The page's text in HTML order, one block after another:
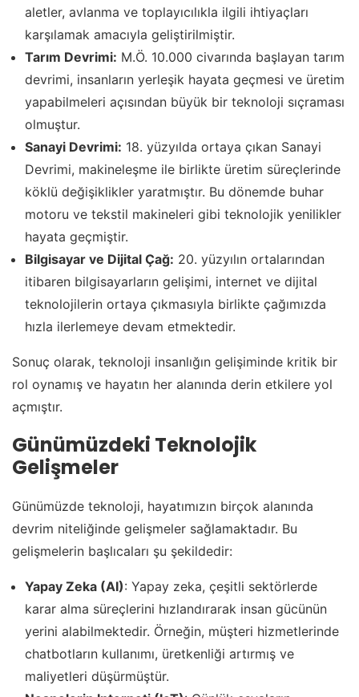
aletler, avlanma ve toplayıcılıkla ilgili ihtiyaçları
karşılamak amacıyla geliştirilmiştir.
Tarım Devrimi: M.Ö. 10.000 civarında başlayan tarım
devrimi, insanların yerleşik hayata geçmesi ve üretim
yapabilmeleri açısından büyük bir teknoloji sıçraması
olmuştur.
Sanayi Devrimi: 18. yüzyılda ortaya çıkan Sanayi
Devrimi, makineleşme ile birlikte üretim süreçlerinde
köklü değişiklikler yaratmıştır. Bu dönemde buhar
motoru ve tekstil makineleri gibi teknolojik yenilikler
hayata geçmiştir.
Bilgisayar ve Dijital Çağ: 20. yüzyılın ortalarından
itibaren bilgisayarların gelişimi, internet ve dijital
teknolojilerin ortaya çıkmasıyla birlikte çağımızda
hızla ilerlemeye devam etmektedir.
Sonuç olarak, teknoloji insanlığın gelişiminde kritik bir
rol oynamış ve hayatın her alanında derin etkilere yol
açmıştır.
Günümüzdeki Teknolojik
Gelişmeler
Günümüzde teknoloji, hayatımızın birçok alanında
devrim niteliğinde gelişmeler sağlamaktadır. Bu
gelişmelerin başlıcaları şu şekildedir:
Yapay Zeka (AI): Yapay zeka, çeşitli sektörlerde
karar alma süreçlerini hızlandırarak insan gücünün
yerini alabilmektedir. Örneğin, müşteri hizmetlerinde
chatbotların kullanımı, üretkenliği artırmış ve
maliyetleri düşürmüştür.